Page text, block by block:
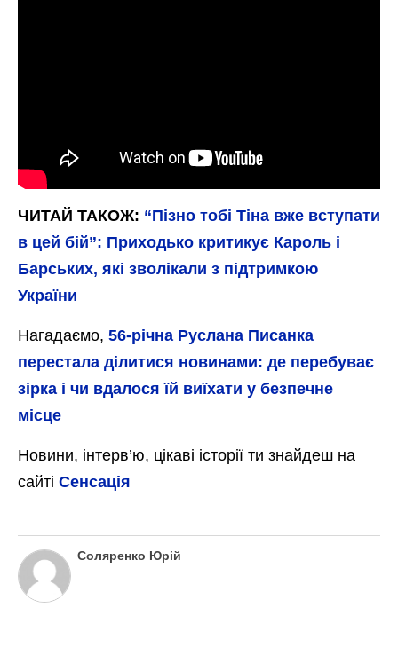
ЧИТАЙ ТАКОЖ: “Пізно тобі Тіна вже вступати
в цей бій”: Приходько критикує Кароль і
Барських, які зволікали з підтримкою
України
Нагадаємо, 56-річна Руслана Писанка
перестала ділитися новинами: де перебуває
зірка і чи вдалося їй виїхати у безпечне
місце
Новини, інтерв’ю, цікаві історії ти знайдеш на
сайті Сенсація
Соляренко Юрій